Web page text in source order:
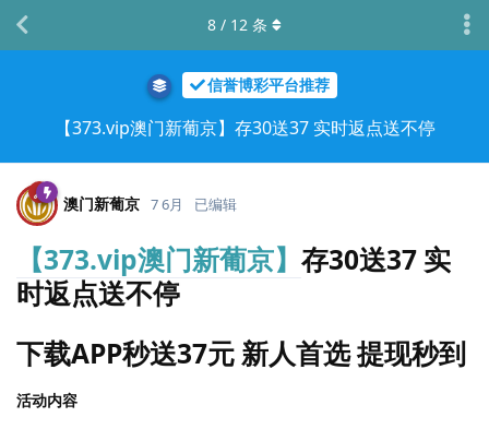
信誉博彩平台推荐
【373.vip澳门新葡京】存30送37 实时返点送不停
8 / 12 条
澳门新葡京 7 6月 已编辑
【373.vip澳门新葡京】 存30送37 实
时返点送不停
下载APP秒送37元 新人首选 提现秒到
活动内容